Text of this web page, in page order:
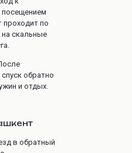
посещением
проходит по
скальные
обратно
и отдых.
в обратный